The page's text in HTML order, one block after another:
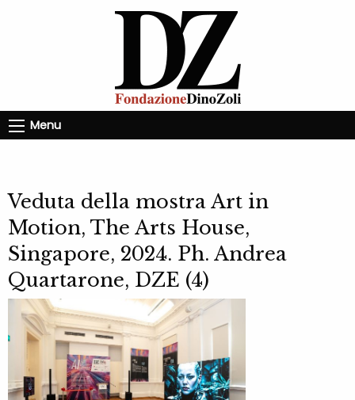
Menu
Veduta della mostra Art in
Motion, The Arts House,
Singapore, 2024. Ph. Andrea
Quartarone, DZE (4)